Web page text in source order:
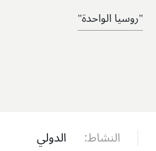
"روسيا الواحدة"
النشاط الدولي